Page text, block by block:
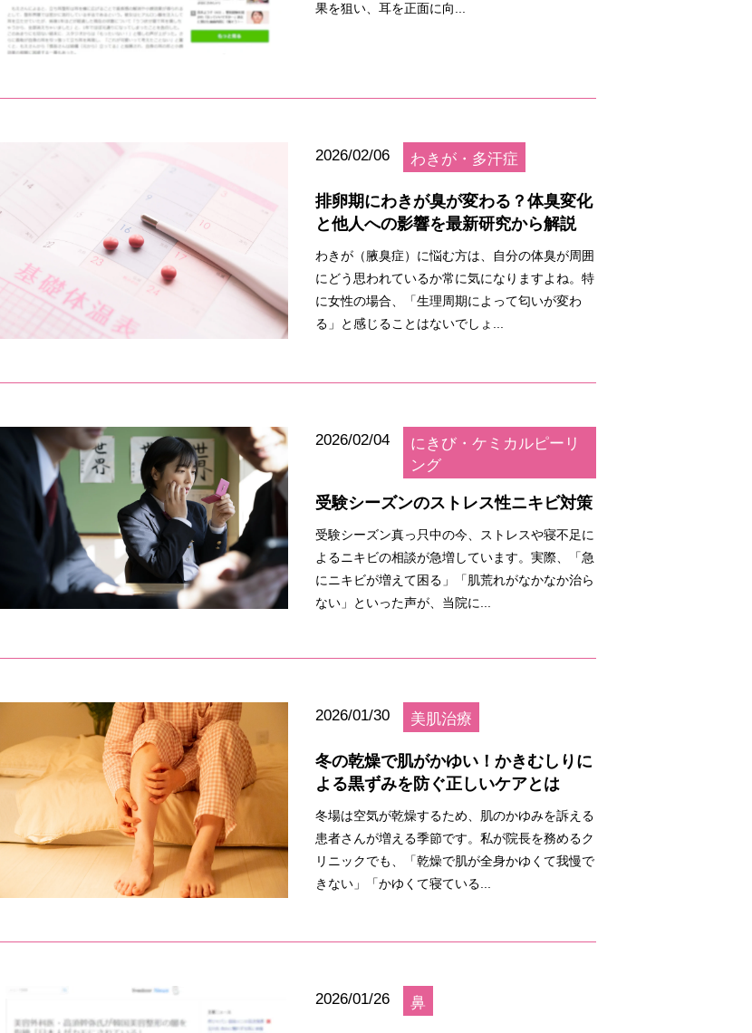
果を狙い、耳を正面に向...
2026/02/06 わきが・多汗症
排卵期にわきが臭が変わる？体臭変化
と他人への影響を最新研究から解説
わきが（腋臭症）に悩む方は、自分の体臭が周囲
にどう思われているか常に気になりますよね。特
に女性の場合、「生理周期によって匂いが変わ
る」と感じることはないでしょ...
2026/02/04
にきび・ケミカルピーリ
ング
受験シーズンのストレス性ニキビ対策
受験シーズン真っ只中の今、ストレスや寝不足に
よるニキビの相談が急増しています。実際、「急
にニキビが増えて困る」「肌荒れがなかなか治ら
ない」といった声が、当院に...
2026/01/30 美肌治療
冬の乾燥で肌がかゆい！かきむしりに
よる黒ずみを防ぐ正しいケアとは
冬場は空気が乾燥するため、肌のかゆみを訴える
患者さんが増える季節です。私が院長を務めるク
リニックでも、「乾燥で肌が全身かゆくて我慢で
きない」「かゆくて寝ている...
2026/01/26 鼻